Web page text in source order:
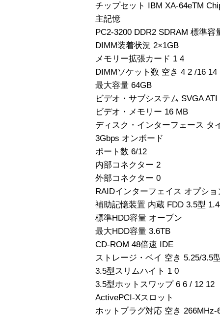
チップセット IBM XA-64eTM
主記憶
PC2-3200 DDR2 SDRAM 標準
DIMM装着状況 2×1GB
メモリー拡張カード 1 4
DIMMソケット数 空き 4 2 /16 14
最大容量 64GB
ビデオ・サブシステム SVGA
ビデオ・メモリー 16 MB
ディスク・インターフェース タ
3Gbps オンボード
ポート数 6/12
内部コネクター 2
外部コネクター 0
RAIDインターフェイス オプショ
補助記憶装置 内蔵 FDD 3.5型
標準HDD容量 オープン
最大HDD容量 3.6TB
CD-ROM 48倍速 IDE
ストレージ・ベイ 空き 5.25/3.5
3.5型スリムハイト 1 0
3.5型ホットスワップ 6 6 / 12 12
ActivePCI-Xスロット
ホットプラグ対応 空き